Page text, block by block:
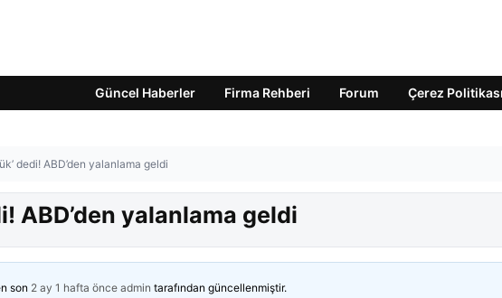
Güncel Haberler Firma Rehberi Forum Çerez Politikası
dedi! ABD’den yalanlama geldi
ABD’den yalanlama geldi
son 2 ay 1 hafta önce admin tarafından güncellenmiştir.